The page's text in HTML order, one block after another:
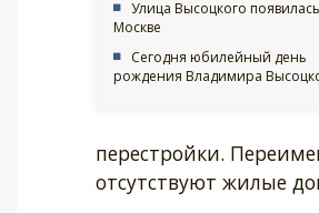
Улица Высоцкого
Москве
Сегодня юбилейный день
рождения Владимира
перестройки.
отсутствуют жилые